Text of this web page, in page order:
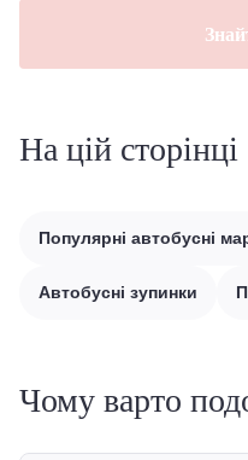
На цій сторінці
Популярні автобусні
Автобусні зупинки
Чому варто